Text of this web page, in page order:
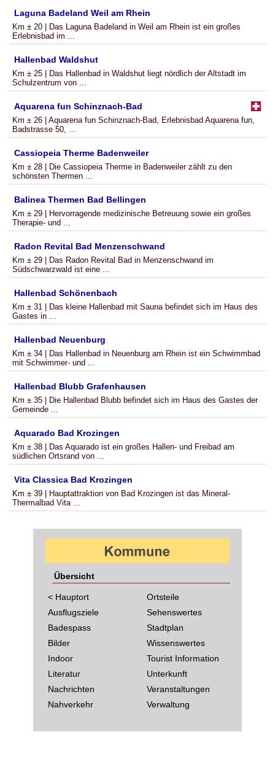
Laguna Badeland Weil am Rhein
Km ± 20 | Das Laguna Badeland in Weil am Rhein ist ein großes
Erlebnisbad im ...
Hallenbad Waldshut
Km ± 25 | Das Hallenbad in Waldshut liegt nördlich der Altstadt im
Schulzentrum von ...
Aquarena fun Schinznach-Bad
Km ± 26 | Aquarena fun Schinznach-Bad, Erlebnisbad Aquarena fun,
Badstrasse 50, ...
Cassiopeia Therme Badenweiler
Km ± 28 | Die Cassiopeia Therme in Badenweiler zählt zu den
schönsten Thermen ...
Balinea Thermen Bad Bellingen
Km ± 29 | Hervorragende medizinische Betreuung sowie ein großes
Therapie- und ...
Radon Revital Bad Menzenschwand
Km ± 29 | Das Radon Revital Bad in Menzenschwand im
Südschwarzwald ist eine ...
Hallenbad Schönenbach
Km ± 31 | Das kleine Hallenbad mit Sauna befindet sich im Haus des
Gastes in ...
Hallenbad Neuenburg
Km ± 34 | Das Hallenbad in Neuenburg am Rhein ist ein Schwimmbad
mit Schwimmer- und ...
Hallenbad Blubb Grafenhausen
Km ± 35 | Die Hallenbad Blubb befindet sich im Haus des Gastes der
Gemeinde ...
Aquarado Bad Krozingen
Km ± 38 | Das Aquarado ist ein großes Hallen- und Freibad am
südlichen Ortsrand von ...
Vita Classica Bad Krozingen
Km ± 39 | Hauptattraktion von Bad Krozingen ist das Mineral-
Thermalbad Vita ...
Übersicht
< Hauptort
Ausflugsziele
Badespass
Bilder
Indoor
Literatur
Nachrichten
Nahverkehr
Ortsteile
Sehenswertes
Stadtplan
Wissenswertes
Tourist Information
Unterkunft
Veranstaltungen
Verwaltung